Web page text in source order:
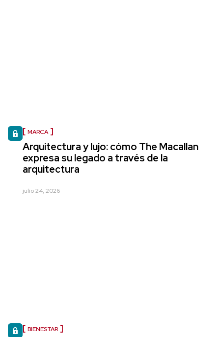
MARCA
Arquitectura y lujo: cómo The Macallan
expresa su legado a través de la
arquitectura
julio 24, 2026
BIENESTAR